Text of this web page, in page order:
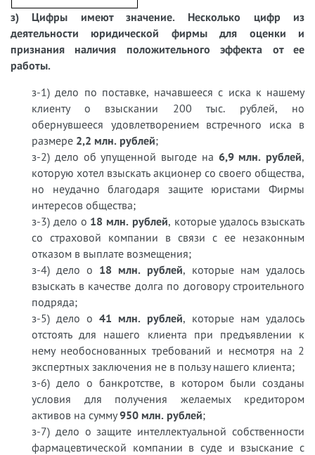
з) Цифры имеют значение. Несколько цифр из
деятельности юридической фирмы для оценки и
признания наличия положительного эффекта от ее
работы.
з-1) дело по поставке, начавшееся с иска к нашему
клиенту о взыскании 200 тыс. рублей, но
обернувшееся удовлетворением встречного иска в
размере 2,2 млн. рублей;
з-2) дело об упущенной выгоде на 6,9 млн. рублей,
которую хотел взыскать акционер со своего общества,
но неудачно благодаря защите юристами Фирмы
интересов общества;
з-3) дело о 18 млн. рублей, которые удалось взыскать
со страховой компании в связи с ее незаконным
отказом в выплате возмещения;
з-4) дело о 18 млн. рублей, которые нам удалось
взыскать в качестве долга по договору строительного
подряда;
з-5) дело о 41 млн. рублей, которые нам удалось
отстоять для нашего клиента при предъявлении к
нему необоснованных требований и несмотря на 2
экспертных заключения не в пользу нашего клиента;
з-6) дело о банкротстве, в котором были созданы
условия для получения желаемых кредитором
активов на сумму950 млн. рублей;
з-7) дело о защите интеллектуальной собственности
фармацевтической компании в суде и взыскание с